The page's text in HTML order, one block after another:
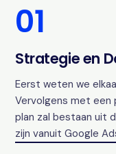
01
Strategie en
Eerst weten we
Vervolgens met een
plan zal bestaan uit
zijn vanuit Google